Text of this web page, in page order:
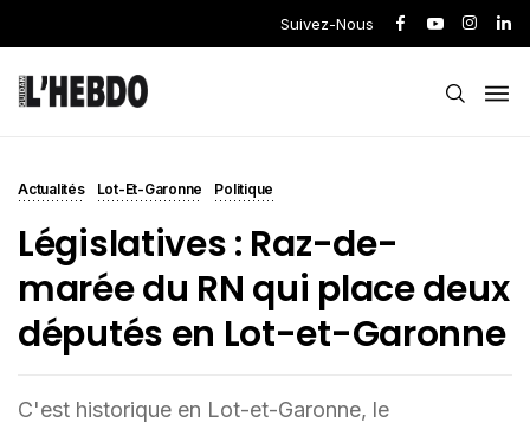
Suivez-Nous
Actualités Lot-Et-Garonne Politique
Législatives : Raz-de-
marée du RN qui place deux
députés en Lot-et-Garonne
C'est historique en Lot-et-Garonne, le